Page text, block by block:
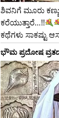
ಶಿವನಿಗೆ ಮೂರು
ಕರೆಯುತ್ತಾರೆ…!!
ಕಥೆಗಳು ಸಾಕಷ್ಟು
ಭೌಮ ಪ್ರದೋಷ